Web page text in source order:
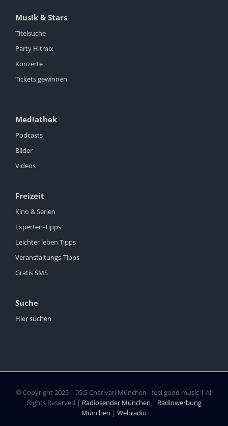
Musik & Stars
Titelsuche
Party Hitmix
Konzerte
Tickets gewinnen
Mediathek
Podcasts
Bilder
Videos
Freizeit
Kino & Serien
Experten-Tipps
Leichter leben Tipps
Veranstaltungs-Tipps
Gratis SMS
Suche
Hier suchen
© Copyright 2025 | 95.5 Charivari München - feel good music | All
Rights Reserved | Radiosender München | Radiowerbung
München | Webradio